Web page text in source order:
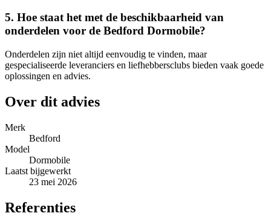
5. Hoe staat het met de beschikbaarheid van
onderdelen voor de Bedford Dormobile?
Onderdelen zijn niet altijd eenvoudig te vinden, maar
gespecialiseerde leveranciers en liefhebbersclubs bieden vaak goede
oplossingen en advies.
Over dit advies
Merk
Bedford
Model
Dormobile
Laatst bijgewerkt
23 mei 2026
Referenties